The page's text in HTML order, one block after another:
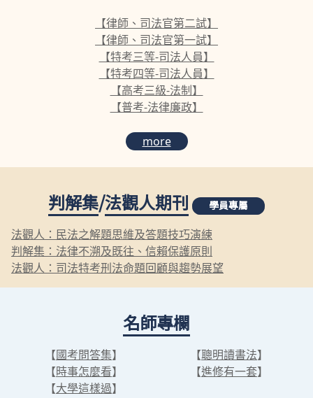
【律師、司法官第二試】
【律師、司法官第一試】
【特考三等-司法人員】
【特考四等-司法人員】
【高考三級-法制】
【普考-法律廉政】
more
判解集/法觀人期刊 學員專屬
法觀人：民法之解題思維及答題技巧演練
判解集：法律不溯及既往、信賴保護原則
法觀人：司法特考刑法命題回顧與趨勢展望
名師專欄
【國考問答集】 【聰明讀書法】
【時事怎麼看】 【進修有一套】
【大學這樣過】